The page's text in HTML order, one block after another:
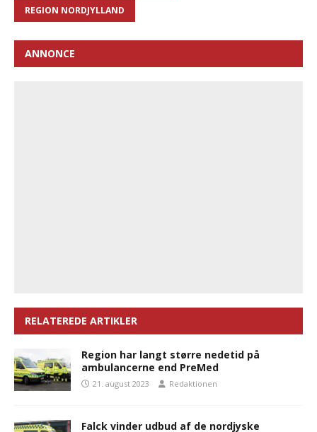
REGION NORDJYLLAND
ANNONCE
RELATEREDE ARTIKLER
Region har langt større nedetid på
ambulancerne end PreMed
21. august 2023 Redaktionen
Falck vinder udbud af de nordjyske